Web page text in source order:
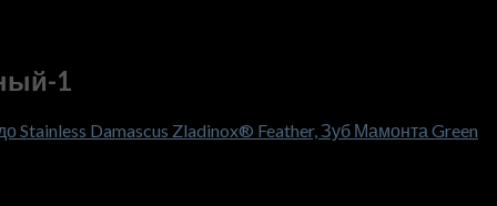
1
Stainless Damascus Zladinox® Feather, Зуб Мамонта Green